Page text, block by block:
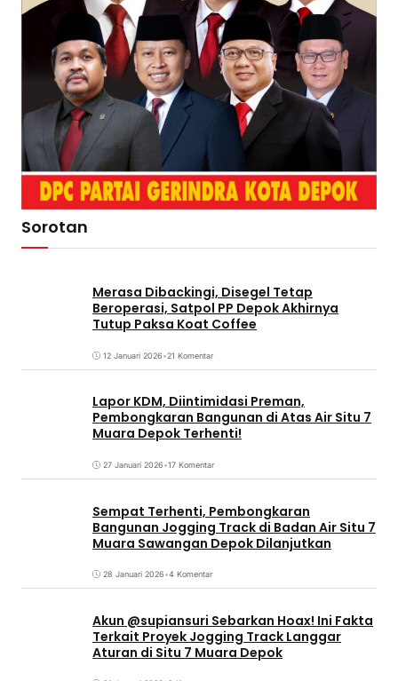
Sorotan
Merasa Dibackingi, Disegel Tetap
Beroperasi, Satpol PP Depok Akhirnya
Tutup Paksa Koat Coffee
12 Januari 2026•21 Komentar
Lapor KDM, Diintimidasi Preman,
Pembongkaran Bangunan di Atas Air Situ 7
Muara Depok Terhenti!
27 Januari 2026•17 Komentar
Sempat Terhenti, Pembongkaran
Bangunan Jogging Track di Badan Air Situ 7
Muara Sawangan Depok Dilanjutkan
28 Januari 2026•4 Komentar
Akun @supiansuri Sebarkan Hoax! Ini Fakta
Terkait Proyek Jogging Track Langgar
Aturan di Situ 7 Muara Depok